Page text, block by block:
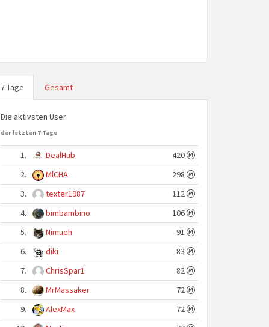
7 Tage Gesamt
Die aktivsten User
der letzten 7 Tage
1. DealHub
420
2.
MlCHA
298
3.
texter1987
112
4.
bimbambino
106
5.
Nimueh
91
6.
diki
83
7.
ChrisSpar1
82
8.
MrMassaker
72
9.
AlexMax
72